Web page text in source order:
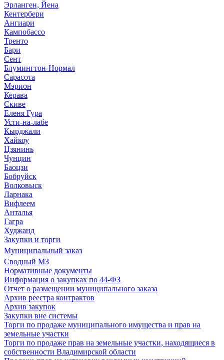
Эрланген, Йена
Кентербери
Ангиари
Кампобассо
Тренто
Бари
Сент
Блумингтон-Нормал
Сарасота
Мэрион
Керава
Скиве
Еленя Гура
Усти-на-лабе
Кырджали
Хайкоу
Цзянинь
Чунцин
Баоцзи
Бобруйск
Волковыск
Ларнака
Вифлеем
Анталья
Гагра
Худжанд
Закупки и торги
Муниципальный заказ
Сводный МЗ
Нормативные документы
Информация о закупках по 44-ФЗ
Отчет о размещении муниципального заказа
Архив реестра контрактов
Архив закупок
Закупки вне системы
Торги по продаже муниципального имущества и прав на
земельные участки
Торги по продаже прав на земельные участки, находящиеся в
собственности Владимирской области